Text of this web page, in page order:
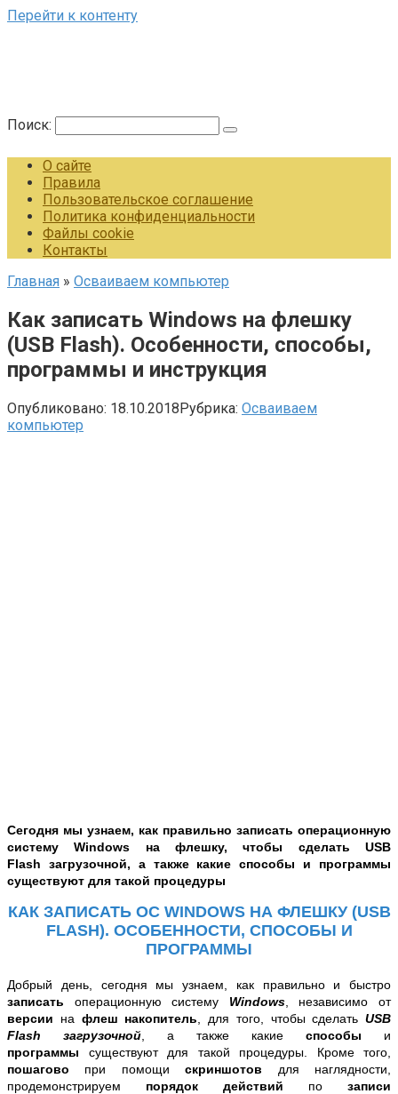
Перейти к контенту
Поиск:
О сайте
Правила
Пользовательское соглашение
Политика конфиденциальности
Файлы cookie
Контакты
Главная » Осваиваем компьютер
Как записать Windows на флешку
(USB Flash). Особенности, способы,
программы и инструкция
Опубликовано: 18.10.2018Рубрика: Осваиваем
компьютер
Сегодня мы узнаем, как правильно записать операционную
систему Windows на флешку, чтобы сделать USB
Flash загрузочной, а также какие способы и программы
существуют для такой процедуры
КАК ЗАПИСАТЬ ОС WINDOWS НА ФЛЕШКУ (USB
FLASH). ОСОБЕННОСТИ, СПОСОБЫ И
ПРОГРАММЫ
Добрый день, сегодня мы узнаем, как правильно и быстро
записать операционную систему Windows, независимо от
версии на флеш накопитель , для того, чтобы сделать USB
Flash загрузочной , а также какие способы и
программы существуют для такой процедуры . Кроме того,
пошагово при помощискриншотов для наглядности,
продемонстрируем порядок действий по записи